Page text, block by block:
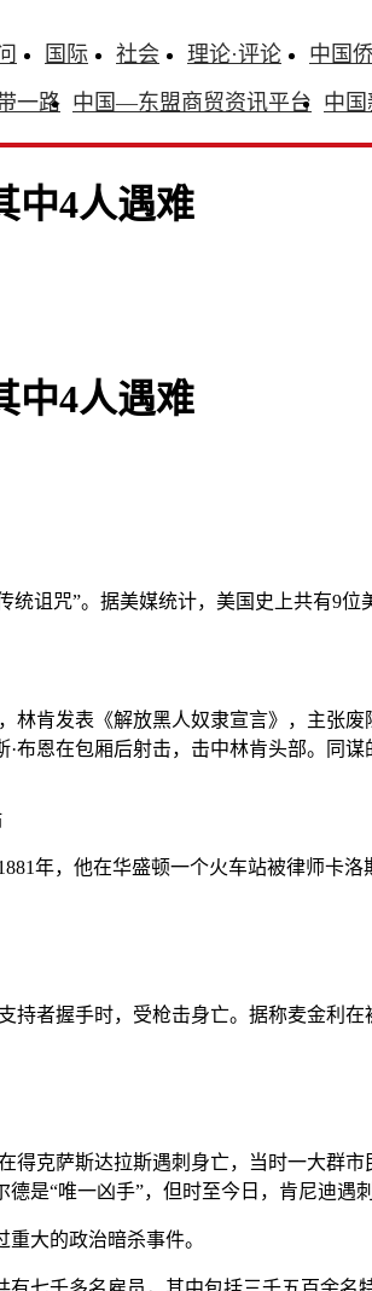
国际 社会 理论·评论 中国
一路 中国—东盟商贸资讯平台 中国
中4人遇难
中4人遇难
诅咒”。据美媒统计，美国史上共有9位
肯发表《解放黑人奴隶宣言》，主张废
恩在包厢后射击，击中林肯头部。同谋
年，他在华盛顿一个火车站被律师卡洛
者握手时，受枪击身亡。据称麦金利在
克萨斯达拉斯遇刺身亡，当时一大群
是“唯一凶手”，但时至今日，肯尼迪遇
大的政治暗杀事件。